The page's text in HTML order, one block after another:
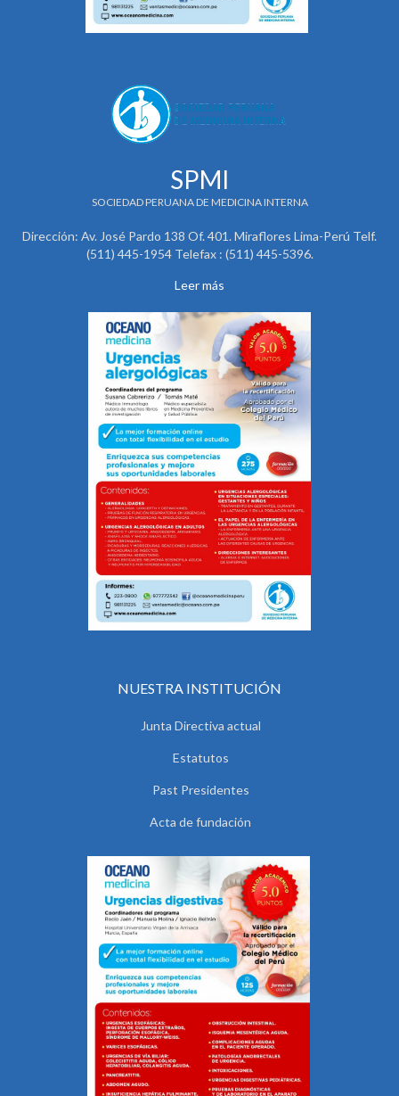
SPMI
SOCIEDAD PERUANA DE MEDICINA INTERNA
Dirección: Av. José Pardo 138 Of. 401. Miraflores Lima-Perú Telf.
(511) 445-1954 Telefax : (511) 445-5396.
Leer más
NUESTRA INSTITUCIÓN
Junta Directiva actual
Estatutos
Past Presidentes
Acta de fundación